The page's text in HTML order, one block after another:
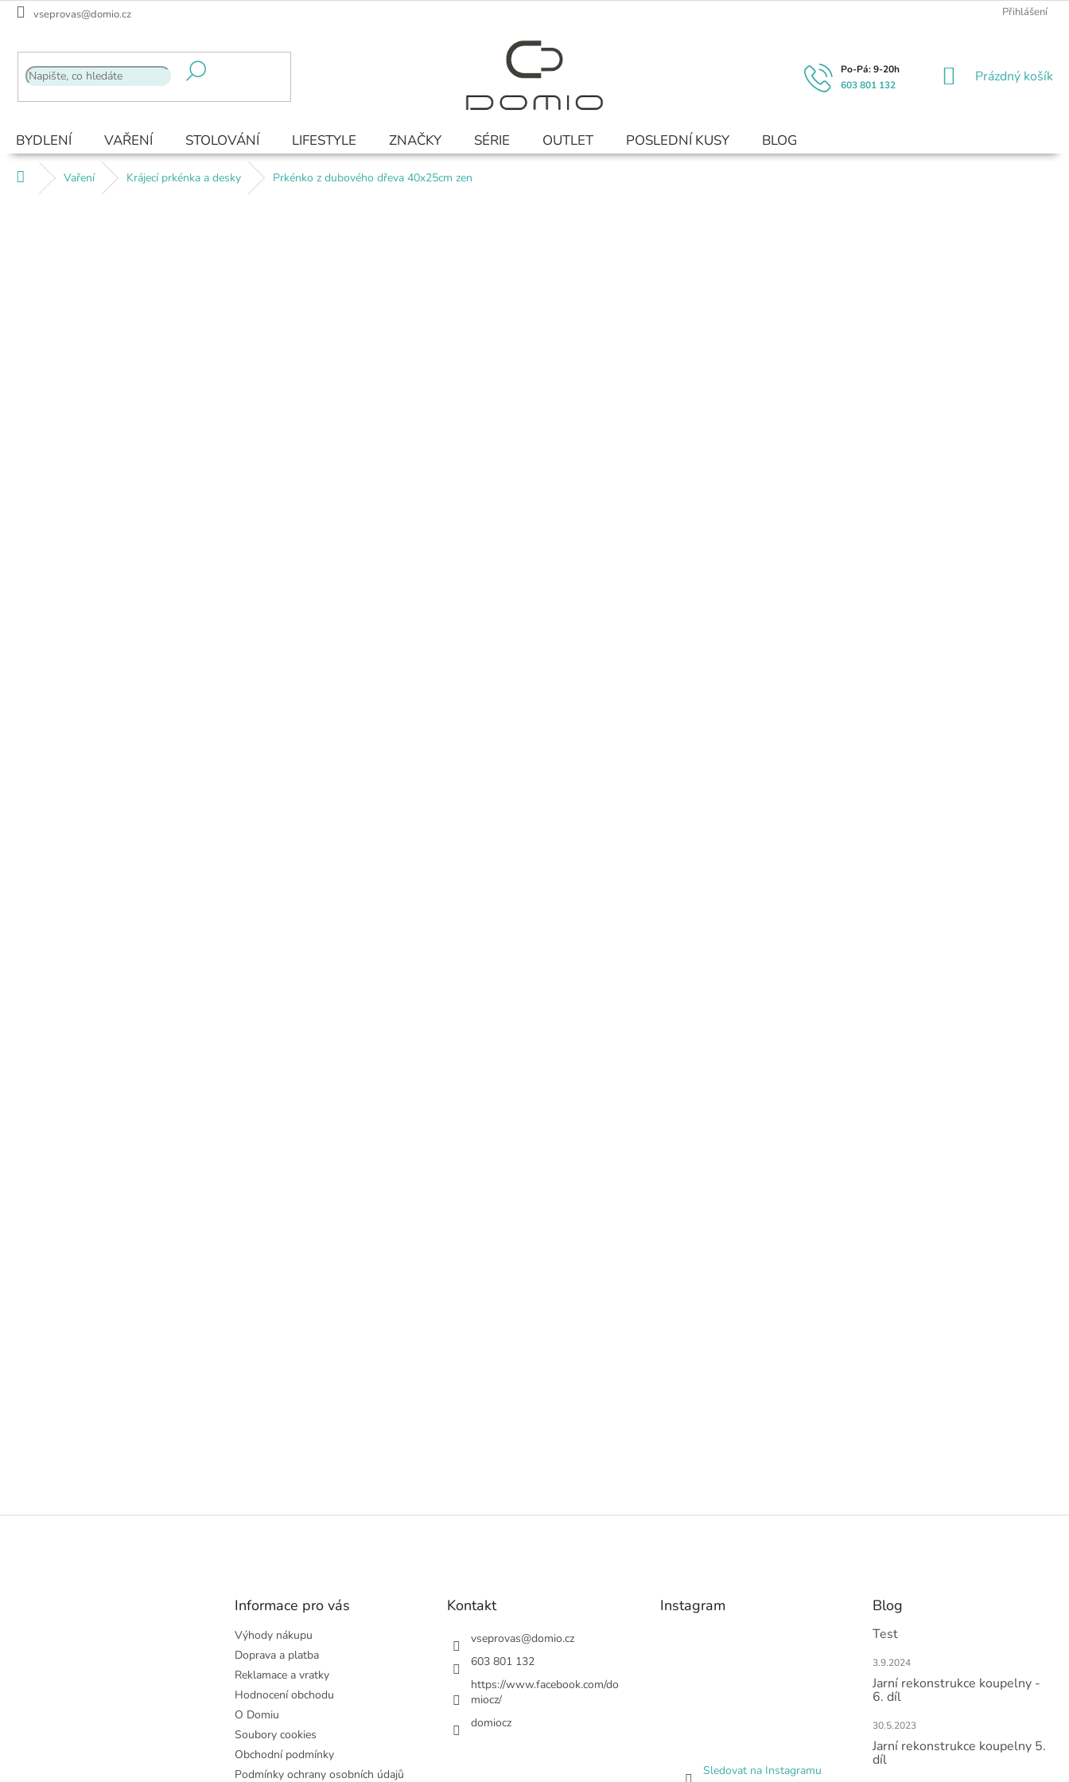
Přejít
vseprovas@domio.cz Přihlášení
603 801 132
NÁKUPNÍ
Prázdný košík
BYDLENÍ VAŘENÍ STOLOVÁNÍ LIFESTYLE ZNAČKY SÉRIE OUTLET POSLEDNÍ KUSY BLOG
Domů Vaření Krájecí prkénka a desky Prkénko z dubového dřeva 40x25cm zen
Z
Informace pro vás
Výhody nákupu
Doprava a platba
Reklamace a vratky
Hodnocení obchodu
O Domiu
Soubory cookies
Obchodní podmínky
Podmínky ochrany osobních údajů
Kontakt
vseprovas@domio.cz
603 801 132
https://www.facebook.com/do
miocz/
domiocz
Instagram
Sledovat na Instagramu
Blog
Test
3.9.2024
Jarní rekonstrukce koupelny -
6. díl
30.5.2023
Jarní rekonstrukce koupelny 5.
díl